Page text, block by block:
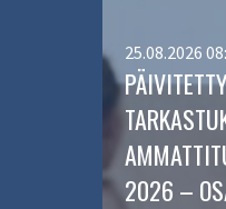
25.08.2026
2026 –